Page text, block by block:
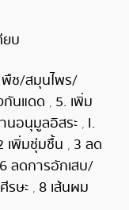
ยบ
พืช/สมุนไพร/
กันแดด , 5. เพิ่ม
นอนุมูลอิสระ , I.
เพิ่มชุ่มชื้น , 3 ลด
6 ลดการอักเสบ/
รษะ , 8 เส้นผม